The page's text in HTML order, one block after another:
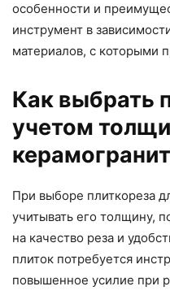
особенности и
инструмент в
материалов, с которыми
Как выбрать
учетом
При выборе плиткореза
учитывать его толщину,
на качество реза и
плиток потребуется
повышенное усилие при